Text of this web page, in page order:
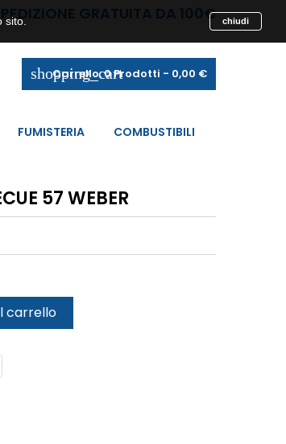
GRATUITA DA 100€
shopping_cart
Carrello:0Prodotti - 0,00 €
FUMISTERIA COMBUSTIBILI
57 WEBER
carrello
sito. chiudi